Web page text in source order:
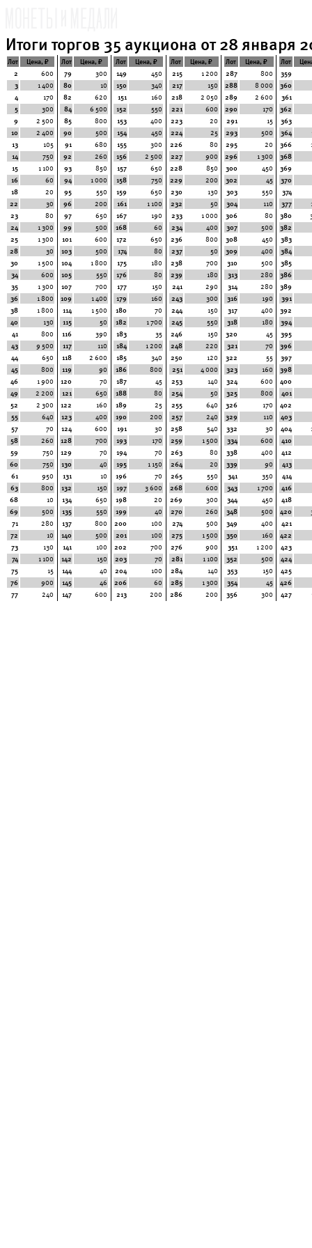
Итоги торгов 35 аукциона от 28 января
Лот
Цена, ₽
2
600
3
1 400
4
170
5
300
9
2 500
10
2 400
13
105
14
750
15
1 100
16
60
18
20
22
30
23
80
24
1 300
25
1 300
28
30
30
1 500
34
600
35
1 300
36
1 800
38
1 800
40
130
41
800
43
9 500
44
650
45
800
46
1 900
49
2 200
52
2 300
55
640
57
70
58
260
59
750
60
750
61
950
63
800
68
10
69
500
71
280
72
10
73
130
74
1 100
75
15
76
900
77
240
Лот
Цена, ₽
79
300
80
10
82
620
84
6 500
85
800
90
500
91
680
92
260
93
850
94
1 000
95
550
96
200
97
650
99
500
101
600
103
500
104
1 800
105
550
107
700
109
1 400
114
1 500
115
50
116
390
117
110
118
2 600
119
90
120
70
121
650
122
160
123
400
124
600
128
700
129
70
130
40
131
10
132
150
134
650
135
550
137
800
140
500
141
100
142
150
144
40
145
46
147
600
Лот
Цена, ₽
149
450
150
340
151
160
152
550
153
400
154
450
155
300
156
2 500
157
650
158
750
159
650
161
1 100
167
190
168
60
172
650
174
80
175
180
176
80
177
150
179
160
180
70
182
1 700
183
35
184
1 200
185
340
186
800
187
45
188
80
189
25
190
200
191
30
193
170
194
70
195
1 150
196
70
197
3 600
198
20
199
40
200
100
201
100
202
700
203
70
204
100
206
60
213
200
Лот
Цена, ₽
215
1 200
217
150
218
2 050
221
600
223
20
224
25
226
80
227
900
228
850
229
200
230
130
232
50
233
1 000
234
400
236
800
237
50
238
700
239
180
241
290
243
300
244
150
245
550
246
150
248
220
250
120
251
4 000
253
140
254
50
255
640
257
240
258
540
259
1 500
263
80
264
20
265
550
268
600
269
300
270
260
274
500
275
1 500
276
900
281
1 100
284
140
285
1 300
286
200
Лот
Цена, ₽
287
800
288
8 000
289
2 600
290
170
291
15
293
500
295
20
296
1 300
300
450
302
45
303
550
304
110
306
80
307
500
308
450
309
400
310
500
313
280
314
280
316
190
317
400
318
180
320
45
321
70
322
55
323
160
324
600
325
800
326
170
329
110
332
30
334
600
338
400
339
90
341
350
343
1 700
344
450
348
500
349
400
350
160
351
1 200
352
500
353
150
354
45
356
300
Лот
359
360
361
362
363
364
366
368
369
370
374
377
380
382
383
384
385
386
389
391
392
394
395
396
397
398
400
401
402
403
404
410
412
413
414
416
418
420
421
422
423
424
425
426
427